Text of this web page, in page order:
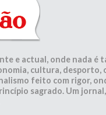
e actual, onde nada é
cultura, desporto,
feito com rigor,
sagrado. Um jornal,